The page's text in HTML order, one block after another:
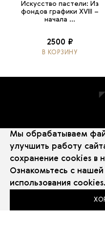
Искусство пастели: Из
фондов графики XVIII –
начала ...
2500 ₽
В КОРЗИНУ
ПОДПИШИТЕСЬ НА
Политика
Использование
Мы обрабатываем
улучшить работу
сохранение cookies в
Ознакомьтесь с нашей
использования cookies.